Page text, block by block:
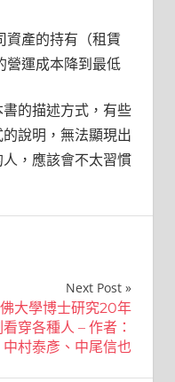
資產的持有（租賃
營運成本降到最低
的描述方式，有些
說明，無法顯現出
，應該會不太習慣
Next Post
大學博士研究20年
穿各種人 – 作者：
中村泰彥、中尾信也